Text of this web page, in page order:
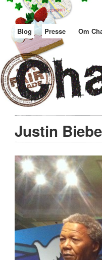
Blog Presse Om
Justin